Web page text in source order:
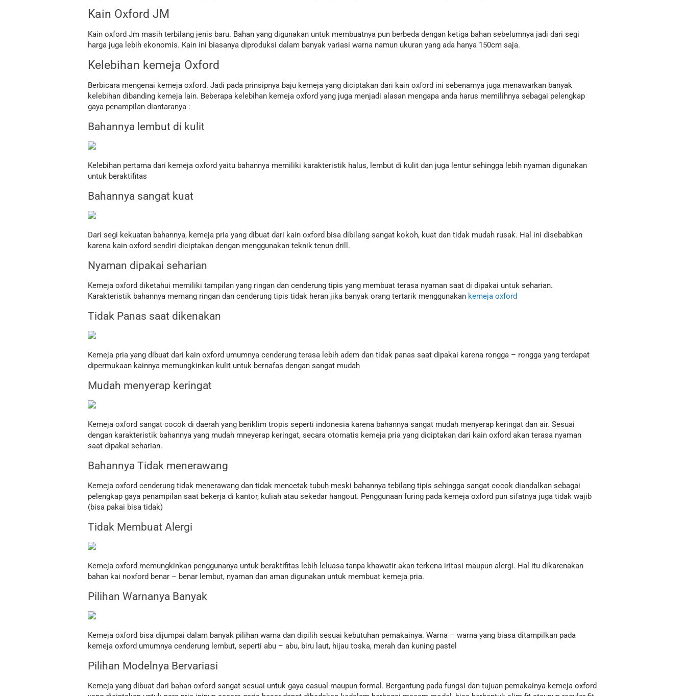
Kain Oxford JM
Kain oxford Jm masih terbilang jenis baru. Bahan yang digunakan untuk membuatnya pun berbeda dengan ketiga bahan sebelumnya jadi dari segi
harga juga lebih ekonomis. Kain ini biasanya diproduksi dalam banyak variasi warna namun ukuran yang ada hanya 150cm saja.
Kelebihan kemeja Oxford
Berbicara mengenai kemeja oxford. Jadi pada prinsipnya baju kemeja yang diciptakan dari kain oxford ini sebenarnya juga menawarkan banyak
kelebihan dibanding kemeja lain. Beberapa kelebihan kemeja oxford yang juga menjadi alasan mengapa anda harus memilihnya sebagai pelengkap
gaya penampilan diantaranya :
Bahannya lembut di kulit
Kelebihan pertama dari kemeja oxford yaitu bahannya memiliki karakteristik halus, lembut di kulit dan juga lentur sehingga lebih nyaman digunakan
untuk beraktifitas
Bahannya sangat kuat
Dari segi kekuatan bahannya, kemeja pria yang dibuat dari kain oxford bisa dibilang sangat kokoh, kuat dan tidak mudah rusak. Hal ini disebabkan
karena kain oxford sendiri diciptakan dengan menggunakan teknik tenun drill.
Nyaman dipakai seharian
Kemeja oxford diketahui memiliki tampilan yang ringan dan cenderung tipis yang membuat terasa nyaman saat di dipakai untuk seharian.
Karakteristik bahannya memang ringan dan cenderung tipis tidak heran jika banyak orang tertarik menggunakan kemeja oxford
Tidak Panas saat dikenakan
Kemeja pria yang dibuat dari kain oxford umumnya cenderung terasa lebih adem dan tidak panas saat dipakai karena rongga – rongga yang terdapat
dipermukaan kainnya memungkinkan kulit untuk bernafas dengan sangat mudah
Mudah menyerap keringat
Kemeja oxford sangat cocok di daerah yang beriklim tropis seperti indonesia karena bahannya sangat mudah menyerap keringat dan air. Sesuai
dengan karakteristik bahannya yang mudah mneyerap keringat, secara otomatis kemeja pria yang diciptakan dari kain oxford akan terasa nyaman
saat dipakai seharian.
Bahannya Tidak menerawang
Kemeja oxford cenderung tidak menerawang dan tidak mencetak tubuh meski bahannya tebilang tipis sehingga sangat cocok diandalkan sebagai
pelengkap gaya penampilan saat bekerja di kantor, kuliah atau sekedar hangout. Penggunaan furing pada kemeja oxford pun sifatnya juga tidak wajib
(bisa pakai bisa tidak)
Tidak Membuat Alergi
Kemeja oxford memungkinkan penggunanya untuk beraktifitas lebih leluasa tanpa khawatir akan terkena iritasi maupun alergi. Hal itu dikarenakan
bahan kai noxford benar – benar lembut, nyaman dan aman digunakan untuk membuat kemeja pria.
Pilihan Warnanya Banyak
Kemeja oxford bisa dijumpai dalam banyak pilihan warna dan dipilih sesuai kebutuhan pemakainya. Warna – warna yang biasa ditampilkan pada
kemeja oxford umumnya cenderung lembut, seperti abu – abu, biru laut, hijau toska, merah dan kuning pastel
Pilihan Modelnya Bervariasi
Kemeja yang dibuat dari bahan oxford sangat sesuai untuk gaya casual maupun formal. Bergantung pada fungsi dan tujuan pemakainya kemeja oxford